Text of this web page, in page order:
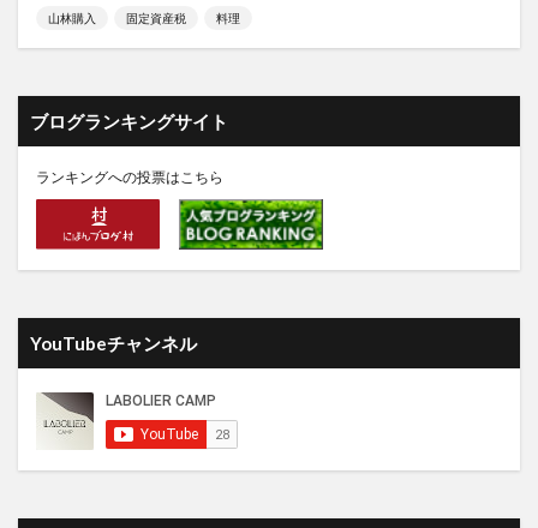
山林購入 固定資産税 料理
ブログランキングサイト
ランキングへの投票はこちら
YouTubeチャンネル